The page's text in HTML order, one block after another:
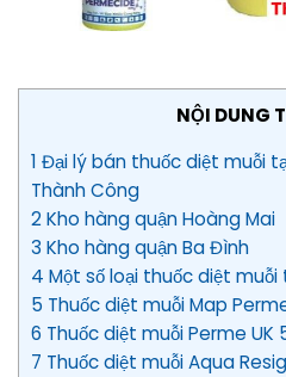
NỘI DUNG
1 Đại lý bán thuốc diệt muỗi
Thành Công
2 Kho hàng quận Hoàng Mai
3 Kho hàng quận Ba Đình
4 Một số loại thuốc diệt
5 Thuốc diệt muỗi Map
6 Thuốc diệt muỗi Perme UK
7 Thuốc diệt muỗi Aqua